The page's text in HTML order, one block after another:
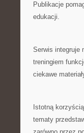
Publikacje
edukacji.
Serwis integruje
treningiem
ciekawe
Istotną
tematy